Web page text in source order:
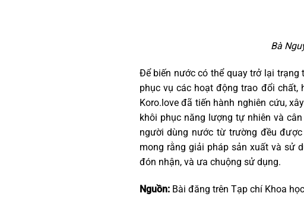
Bà
Để biến nước có thể quay trở lại
phục vụ các hoạt động trao đổi chất,
Koro.love đã tiến hành nghiên cứu,
khôi phục năng lượng tự nhiên và
người dùng nước từ trường đều
mong rằng giải pháp sản xuất và sử
đón nhận, và ưa chuộng sử dụng.
Nguồn:Bài đăng trên Tạp chí Khoa